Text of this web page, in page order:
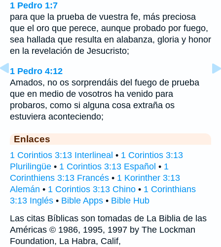
1 Pedro 1:7
para que la prueba de vuestra fe, más preciosa
que el oro que perece, aunque probado por fuego,
sea hallada que resulta en alabanza, gloria y honor
en la revelación de Jesucristo;
1 Pedro 4:12
Amados, no os sorprendáis del fuego de prueba
que en medio de vosotros ha venido para
probaros, como si alguna cosa extraña os
estuviera aconteciendo;
Enlaces
1 Corintios 3:13 Interlineal • 1 Corintios 3:13
Plurilingüe • 1 Corintios 3:13 Español • 1
Corinthiens 3:13 Francés • 1 Korinther 3:13
Alemán • 1 Corintios 3:13 Chino • 1 Corinthians
3:13 Inglés • Bible Apps • Bible Hub
Las citas Bíblicas son tomadas de La Biblia de las
Américas © 1986, 1995, 1997 by The Lockman
Foundation, La Habra, Calif,